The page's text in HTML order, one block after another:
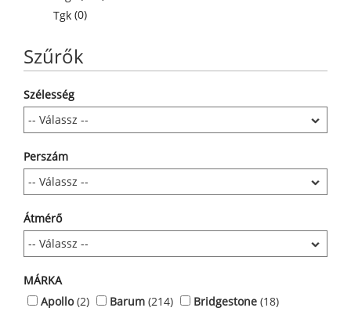
Tgk (0)
Szűrők
Szélesség
Perszám
Átmérő
MÁRKA
Apollo(2) Barum (214) Bridgestone (18)